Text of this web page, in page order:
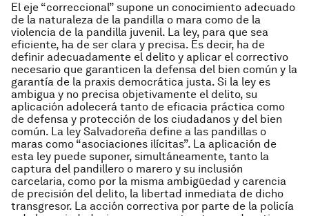
El eje “correccional” supone un conocimiento adecuado
de la naturaleza de la pandilla o mara como de la
violencia de la pandilla juvenil. La ley, para que sea
eficiente, ha de ser clara y precisa. Es decir, ha de
definir adecuadamente el delito y aplicar el correctivo
necesario que garanticen la defensa del bien común y la
garantía de la praxis democrática justa. Si la ley es
ambigua y no precisa objetivamente el delito, su
aplicación adolecerá tanto de eficacia práctica como
de defensa y protección de los ciudadanos y del bien
común. La ley Salvadoreña define a las pandillas o
maras como “asociaciones ilícitas”. La aplicación de
esta ley puede suponer, simultáneamente, tanto la
captura del pandillero o marero y su inclusión
carcelaria, como por la misma ambigüedad y carencia
de precisión del delito, la libertad inmediata de dicho
transgresor. La acción correctiva por parte de la policía